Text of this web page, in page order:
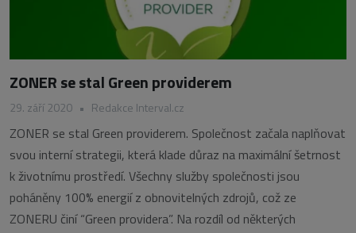
ZONER se stal Green providerem
29. září 2020 • Redakce Interval.cz
ZONER se stal Green providerem. Společnost začala naplňovat
svou interní strategii, která klade důraz na maximální šetrnost
k životnímu prostředí. Všechny služby společnosti jsou
poháněny 100% energií z obnovitelných zdrojů, což ze
ZONERU činí “Green providera”. Na rozdíl od některých